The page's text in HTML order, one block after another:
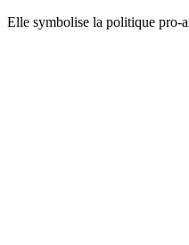
Elle symbolise la politique pro-